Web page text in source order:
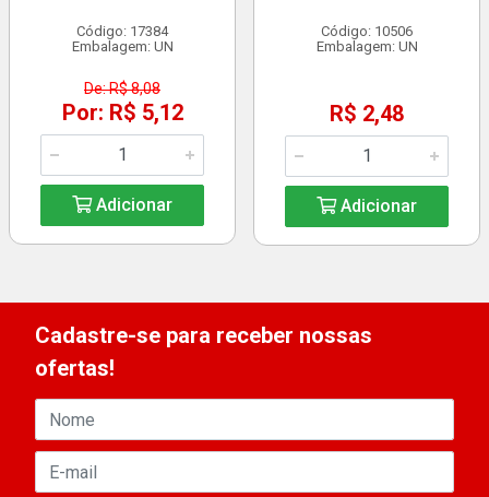
Código: 17384
Embalagem: UN
De: R$ 8,08
Por: R$ 5,12
Adicionar
Código: 10506
Embalagem: UN
R$ 2,48
Adicionar
Cadastre-se para receber nossas
ofertas!